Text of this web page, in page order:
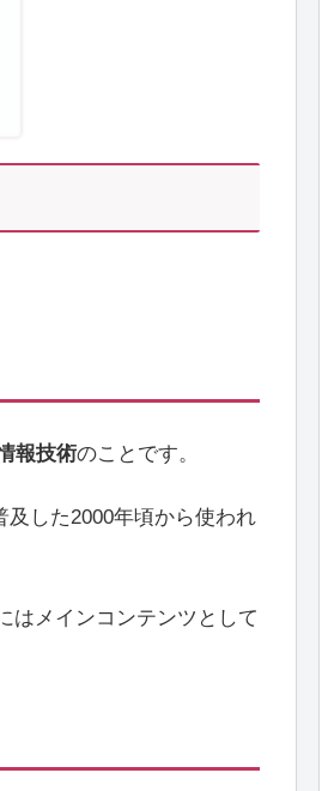
報技術のことです。
及した2000年頃から使われ
はメインコンテンツとして